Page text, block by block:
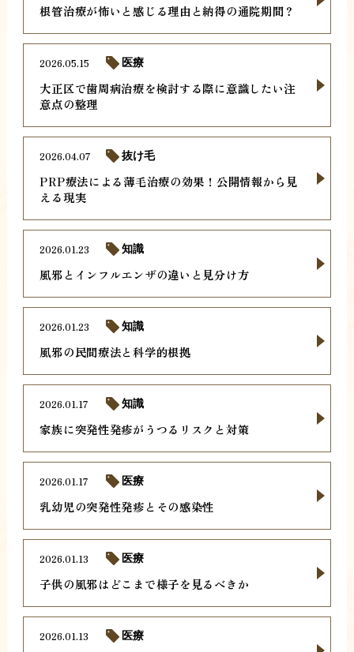
根管治療が怖いと感じる理由と納得の通院期間？
大正区で歯周病治療を検討する際に意識したい注
意点の整理
2026.05.15 医療
PRP療法による薄毛治療の効果！公開情報から見
える現実
2026.04.07 抜け毛
風邪とインフルエンザの違いと見分け方
2026.01.23 知識
風邪の民間療法と科学的根拠
2026.01.23 知識
家族に突発性発疹がうつるリスクと対策
2026.01.17 知識
乳幼児の突発性発疹とその感染性
2026.01.17 医療
子供の風邪はどこまで様子を見るべきか
2026.01.13 医療
2026.01.13 医療